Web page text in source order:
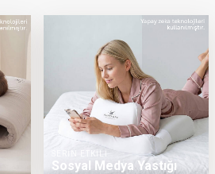
Sosyal Medya Yastığı